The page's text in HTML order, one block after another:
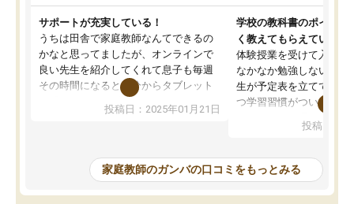
サポートが充実している！
うちは田舎で家庭教師なんてできるの
かなと思ってましたが、オンラインで
良い先生を紹介してくれて息子も毎週
その時間になると自分からタブレット
を開いてzoomを繋げるようになりまし
た！5科目なんでもOKなのもとても気
めて1年ほどだった今では平均点以上の
科目が増えてきました！あと1年受験ま
であるので無料の週末教室を使用しな
投稿日：2025年01月21日
学校の教科書のポイント
く教えてもらえている
体験授業を受けて入塾し
なかなか勉強しない息子
生が予定表を立ててくれ
つ学習習慣がついてきま
指導が無い日も予定表
問できるのでとても助か
投稿日：
家庭教師のガンバの口コミをもっとみる